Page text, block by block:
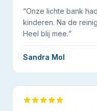
“Onze lichte bank
kinderen. Na de
Heel blij mee.”
Sandra Mol